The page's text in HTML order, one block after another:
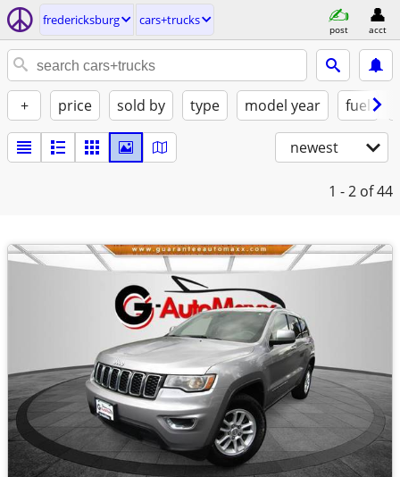
fredericksburg cars+trucks
post acct
+ price sold by type model year fuel
newest
1 - 2 of 44